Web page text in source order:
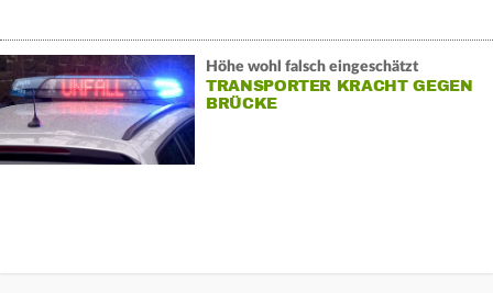
Höhe wohl falsch eingeschätzt
TRANSPORTER KRACHT GEGEN
BRÜCKE